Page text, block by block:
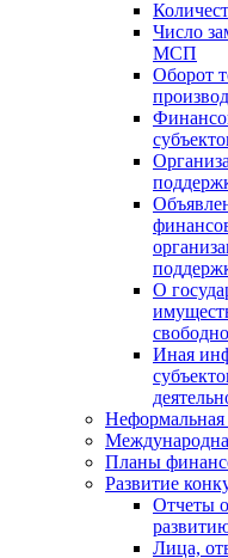
Число
МСП
Оборот
О
Иная
Неформальная
Планы
Развитие
Отчеты
Лица,